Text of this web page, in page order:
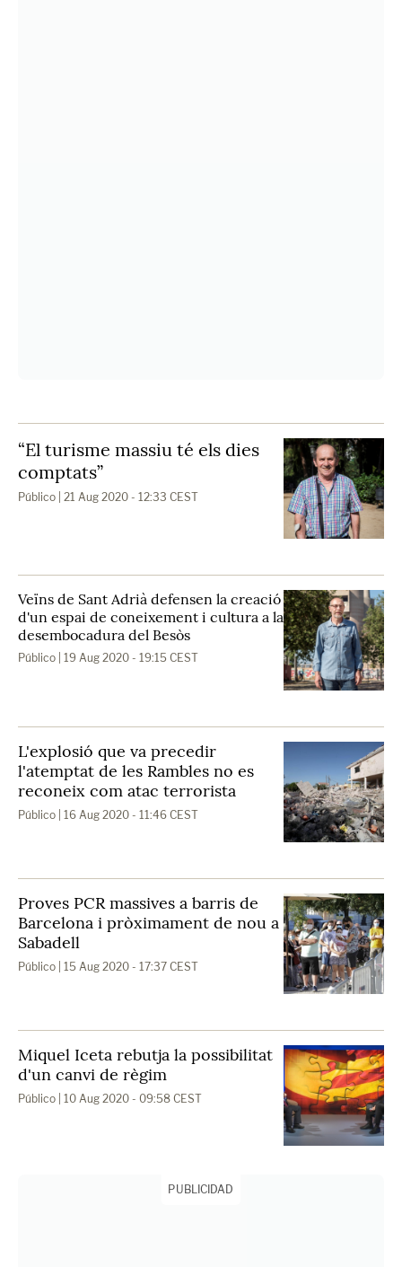
“El turisme massiu té els dies
comptats”
Público | 21 Aug 2020 - 12:33 CEST
Veïns de Sant Adrià defensen la creació
d'un espai de coneixement i cultura a la
desembocadura del Besòs
Público | 19 Aug 2020 - 19:15 CEST
L'explosió que va precedir
l'atemptat de les Rambles no es
reconeix com atac terrorista
Público | 16 Aug 2020 - 11:46 CEST
Proves PCR massives a barris de
Barcelona i pròximament de nou a
Sabadell
Público | 15 Aug 2020 - 17:37 CEST
Miquel Iceta rebutja la possibilitat
d'un canvi de règim
Público | 10 Aug 2020 - 09:58 CEST
PUBLICIDAD